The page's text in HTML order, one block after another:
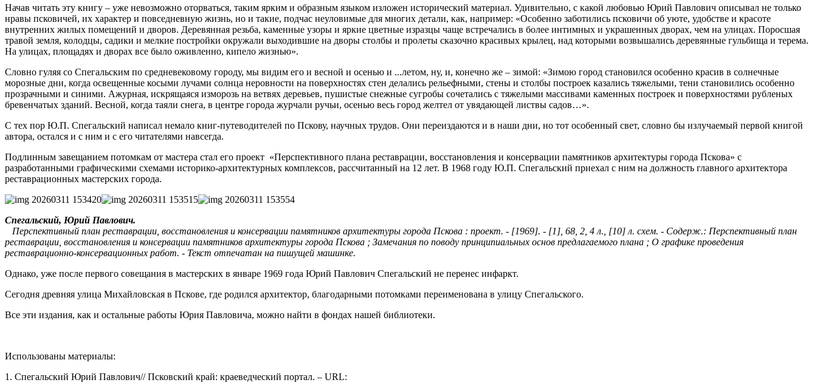
Начав читать эту книгу – уже невозможно оторваться, таким ярким и образным языком изложен исторический материал. Удивительно, с какой любовью Юрий Павлович описывал не только
нравы псковичей, их характер и повседневную жизнь, но и такие, подчас неуловимые для многих детали, как, например: «Особенно заботились псковичи об уюте, удобстве и красоте
внутренних жилых помещений и дворов. Деревянная резьба, каменные узоры и яркие цветные изразцы чаще встречались в более интимных и украшенных дворах, чем на улицах. Поросшая
травой земля, колодцы, садики и мелкие постройки окружали выходившие на дворы столбы и пролеты сказочно красивых крылец, над которыми возвышались деревянные гульбища и терема.
На улицах, площадях и дворах все было оживленно, кипело жизнью».
Словно гуляя со Спегальским по средневековому городу, мы видим его и весной и осенью и ...летом, ну, и, конечно же – зимой: «Зимою город становился особенно красив в солнечные
морозные дни, когда освещенные косыми лучами солнца неровности на поверхностях стен делались рельефными, стены и столбы построек казались тяжелыми, тени становились особенно
прозрачными и синими. Ажурная, искрящаяся изморозь на ветвях деревьев, пушистые снежные сугробы сочетались с тяжелыми массивами каменных построек и поверхностями рубленых
бревенчатых зданий. Весной, когда таяли снега, в центре города журчали ручьи, осенью весь город желтел от увядающей листвы садов…».
С тех пор Ю.П. Спегальский написал немало книг-путеводителей по Пскову, научных трудов. Они переиздаются и в наши дни, но тот особенный свет, словно бы излучаемый первой книгой
автора, остался и с ним и с его читателями навсегда.
Подлинным завещанием потомкам от мастера стал его проект «Перспективного плана реставрации, восстановления и консервации памятников архитектуры города Пскова» с
разработанными графическими схемами историко-архитектурных комплексов, рассчитанный на 12 лет. В 1968 году Ю.П. Спегальский приехал с ним на должность главного архитектора
реставрационных мастерских города.
Спегальский, Юрий Павлович.
Перспективный план реставрации, восстановления и консервации памятников архитектуры города Пскова : проект. - [1969]. - [1], 68, 2, 4 л., [10] л. схем. - Содерж.: Перспективный план
реставрации, восстановления и консервации памятников архитектуры города Пскова ; Замечания по поводу принципиальных основ предлагаемого плана ; О графике проведения
реставрационно-консервационных работ. - Текст отпечатан на пишущей машинке.
Однако, уже после первого совещания в мастерских в январе 1969 года Юрий Павлович Спегальский не перенес инфаркт.
Сегодня древняя улица Михайловская в Пскове, где родился архитектор, благодарными потомками переименована в улицу Спегальского.
Все эти издания, как и остальные работы Юрия Павловича, можно найти в фондах нашей библиотеки.
Использованы материалы:
1. Спегальский Юрий Павлович// Псковский край: краеведческий портал. – URL: